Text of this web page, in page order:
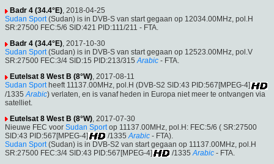
Badr 4 (34.4°E), 2018-04-25
Sudan Sport(Sudan) is in DVB-S van start gegaan op 12034.00MHz, pol.H
SR:27500 FEC:5/6 SID:421 PID:111/211 - FTA.
Badr 4 (34.4°E), 2017-10-30
Sudan Sport(Sudan) is in DVB-S van start gegaan op 12523.00MHz, pol.V
SR:27500 FEC:3/4 SID:15 PID:213/315 Arabic - FTA.
Eutelsat 8 West B (8°W), 2017-08-11
Sudan Sportheeft 11137.00MHz, pol.H (DVB-S2 SID:43 PID:567[MPEG-4]
/1335 Arabic) verlaten, en is vanaf heden in Europa niet meer te ontvangen via
satelliet.
Eutelsat 8 West B (8°W) , 2017-07-30
Nieuwe FEC voor Sudan Sport op 11137.00MHz, pol.H: FEC:5/6 ( SR:27500
SID:43 PID:567[MPEG-4]
/1335 Arabic - FTA).
Sudan Sport(Sudan) is in DVB-S2 van start gegaan op 11137.00MHz, pol.H
SR:27500 FEC:3/4 SID:43 PID:567[MPEG-4]
/1335 Arabic - FTA.